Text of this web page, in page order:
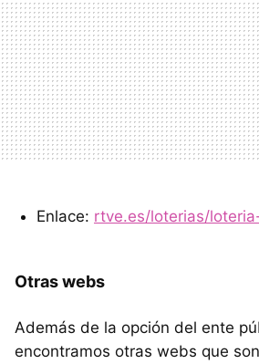
Enlace: rtve.es/loterias/
Otras webs
Además de la opción del ente
encontramos otras webs que